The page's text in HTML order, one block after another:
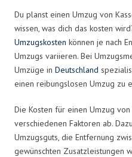
Du planst einen Umzug von
wissen, was dich das kosten
Umzugskosten können je nach
Umzugs variieren. Bei
Umzüge in Deutschland
einen reibungslosen Umzug zu
Die Kosten für einen Umzug
verschiedenen Faktoren ab.
Umzugsguts, die Entfernung
gewünschten Zusatzleistungen